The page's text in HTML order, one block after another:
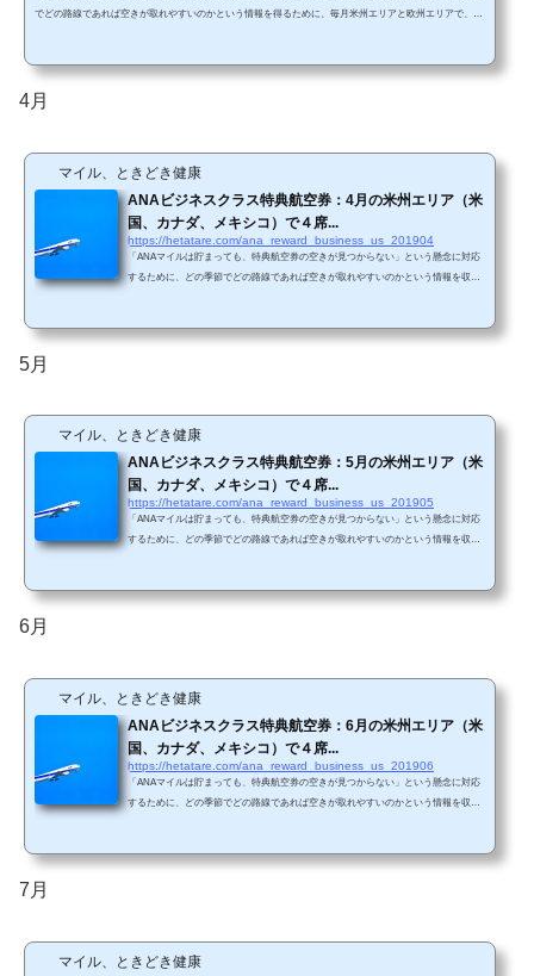
でどの路線であれば空きが取れやすいのかという情報を得るために、毎月米州エリアと欧州エリアで、A
ク、ワシントンDC、ヒューストン、デンバー、バンクーバー、メキシコシティです。(ANA HPから引用)
直行便に関するANA公式サ...
4月
マイル、ときどき健康
ANAビジネスクラス特典航空券：4月の米州エリア（米
国、カナダ、メキシコ）で４席...
https://hetatare.com/ana_reward_business_us_201904
「ANAマイルは貯まっても、特典航空券の空きが見つからない」という懸念に対応
するために、どの季節でどの路線であれば空きが取れやすいのかという情報を収集
直行便が存在する路線は、シアトル、サンフランシスコ、サンノゼ、ロサンゼル
5月
マイル、ときどき健康
ANAビジネスクラス特典航空券：5月の米州エリア（米
国、カナダ、メキシコ）で４席...
https://hetatare.com/ana_reward_business_us_201905
「ANAマイルは貯まっても、特典航空券の空きが見つからない」という懸念に対応
するために、どの季節でどの路線であれば空きが取れやすいのかという情報を収集
直行便が存在する路線は、シアトル、サンフランシスコ、サンノゼ、ロサンゼル
6月
マイル、ときどき健康
ANAビジネスクラス特典航空券：6月の米州エリア（米
国、カナダ、メキシコ）で４席...
https://hetatare.com/ana_reward_business_us_201906
「ANAマイルは貯まっても、特典航空券の空きが見つからない」という懸念に対応
するために、どの季節でどの路線であれば空きが取れやすいのかという情報を収集
直行便が存在する路線は、シアトル、サンフランシスコ、サンノゼ、ロサンゼル
7月
マイル、ときどき健康